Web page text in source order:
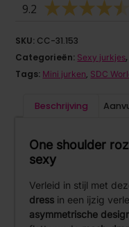
9.2
SKU: CC-31.153
Categorieën: Sexy jurkjes,
Tags: Mini jurken, SDC
Beschrijving
One shoulder
sexy
Verleid in stijl met
dress in een ijzig
asymmetrische